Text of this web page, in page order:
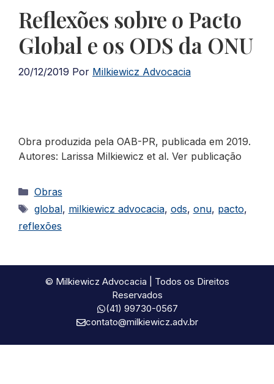
Reflexões sobre o Pacto
Global e os ODS da ONU
20/12/2019 Por Milkiewicz Advocacia
Obra produzida pela OAB-PR, publicada em 2019.
Autores: Larissa Milkiewicz et al. Ver publicação
Categorias
Obras
Tags
global, milkiewicz advocacia, ods, onu, pacto,
reflexões
© Milkiewicz Advocacia | Todos os Direitos
Reservados
(41) 99730-0567
contato@milkiewicz.adv.br